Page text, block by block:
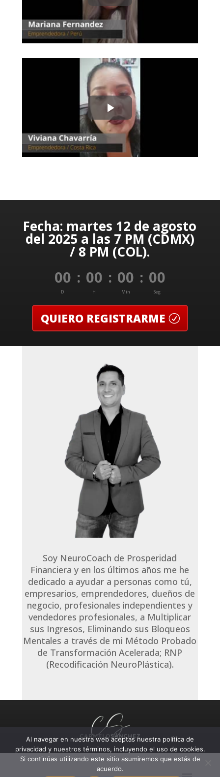
Fecha: martes 12 de agosto
del 2025 a las 7 PM (CDMX)
/ 8 PM (COL).
00
D
: 00
H
: 00
Min
: 00
Seg
QUIERO REGISTRARME
Soy NeuroCoach de Prosperidad
Financiera y en los últimos años me he
dedicado a ayudar a personas como tú,
empresarios, emprendedores, dueños de
negocio, profesionales independientes y
vendedores profesionales, a Multiplicar
sus Ingresos, Eliminando sus Bloqueos
Mentales a través de mi Método Probado
de Transformación Acelerada; RNP
(Recodificación NeuroPlástica).
Al navegar en nuestra web aceptas nuestra política de
privacidad y nuestros términos, incluyendo el uso de cookies.
Si continúas utilizando este sitio asumiremos que estás de
acuerdo.